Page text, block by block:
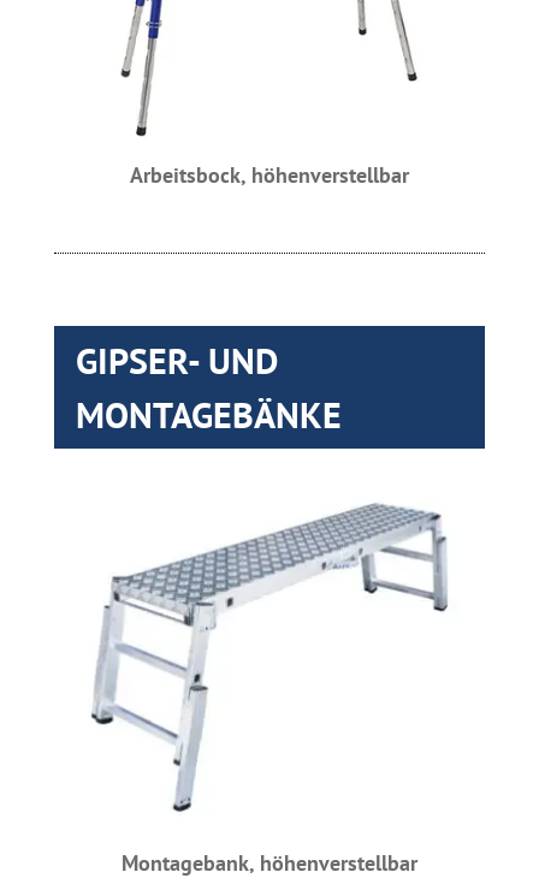
Arbeitsbock, höhenverstellbar
GIPSER- UND
MONTAGEBÄNKE
Montagebank, höhenverstellbar